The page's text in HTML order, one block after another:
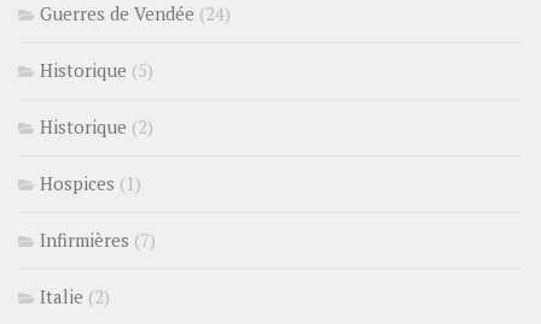
Guerres de Vendée (24)
Historique (5)
Historique (2)
Hospices (1)
Infirmières (7)
Italie (2)